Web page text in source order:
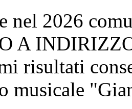
nel 2026
A
risultati
musicale